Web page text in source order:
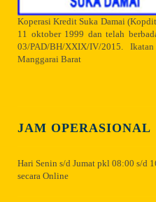
Koperasi Kredit Suka Damai
11 oktober 1999 dan telah
03/PAD/BH/XXIX/IV/2015.
Manggarai Barat
JAM OPERASIONAL
Hari Senin s/d Jumat pkl 08:00 s/d
secara Online